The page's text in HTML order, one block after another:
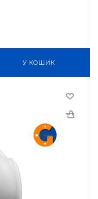
У КОШИК